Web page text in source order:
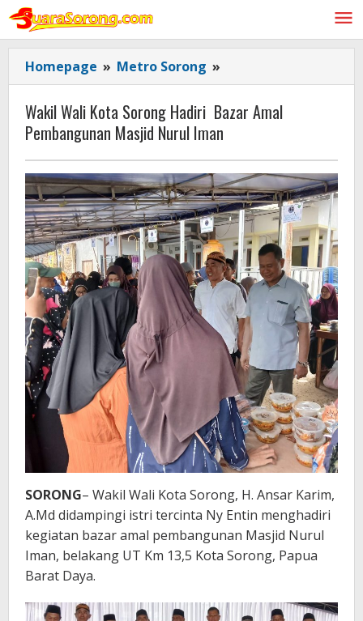
Lewati
konten
Homepage » Metro Sorong »
Wali
Sorong
Hadiri
Bazar
Amal
Pembangunan
Masjid
Nurul
Iman
Wakil Wali Kota Sorong Hadiri Bazar Amal
Pembangunan Masjid Nurul Iman
SORONG– Wakil Wali Kota Sorong, H. Ansar Karim,
A.Md didampingi istri tercinta Ny Entin menghadiri
kegiatan bazar amal pembangunan Masjid Nurul
Iman, belakang UT Km 13,5 Kota Sorong, Papua
Barat Daya.